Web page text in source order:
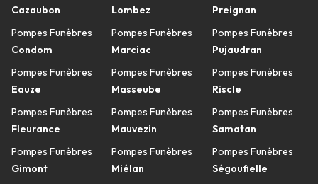
Cazaubon
Pompes Funèbres
Condom
Pompes Funèbres
Eauze
Pompes Funèbres
Fleurance
Pompes Funèbres
Gimont
Lombez
Pompes Funèbres
Marciac
Pompes Funèbres
Masseube
Pompes Funèbres
Mauvezin
Pompes Funèbres
Miélan
Preignan
Pompes Funèbres
Pujaudran
Pompes Funèbres
Riscle
Pompes Funèbres
Samatan
Pompes Funèbres
Ségoufielle